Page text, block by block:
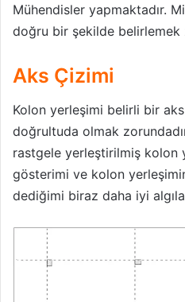
Mühendisler yapmaktadır.
doğru bir şekilde belirlemek
Aks Çizimi
Kolon yerleşimi belirli bir
doğrultuda olmak
rastgele yerleştirilmiş kolon
gösterimi ve kolon
dediğimi biraz daha iyi